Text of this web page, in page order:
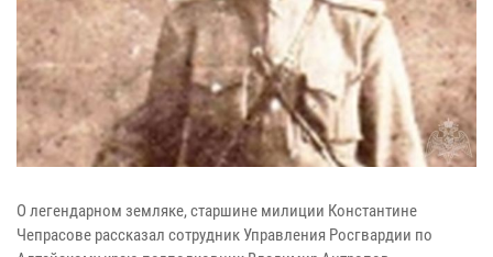
О легендарном земляке, старшине милиции Константине
Чепрасове рассказал сотрудник Управления Росгвардии по